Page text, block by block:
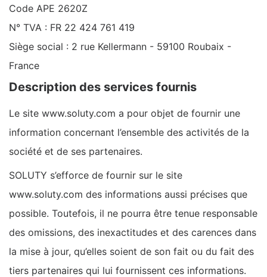
Code APE 2620Z
N° TVA : FR 22 424 761 419
Siège social : 2 rue Kellermann - 59100 Roubaix -
France
Description des services fournis
Le site www.soluty.com a pour objet de fournir une
information concernant l’ensemble des activités de la
société et de ses partenaires.
SOLUTY s’efforce de fournir sur le site
www.soluty.com des informations aussi précises que
possible. Toutefois, il ne pourra être tenue responsable
des omissions, des inexactitudes et des carences dans
la mise à jour, qu’elles soient de son fait ou du fait des
tiers partenaires qui lui fournissent ces informations.